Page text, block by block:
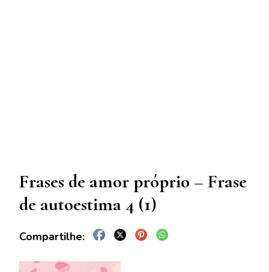
Frases de amor próprio – Frase
de autoestima 4 (1)